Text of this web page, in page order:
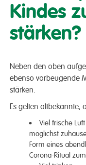
Kindes
stärken?
Neben den oben
ebenso vorbeugende
stärken.
Es gelten altbekannte,
Viel frische
möglichst
Form eines
Corona-Ritual